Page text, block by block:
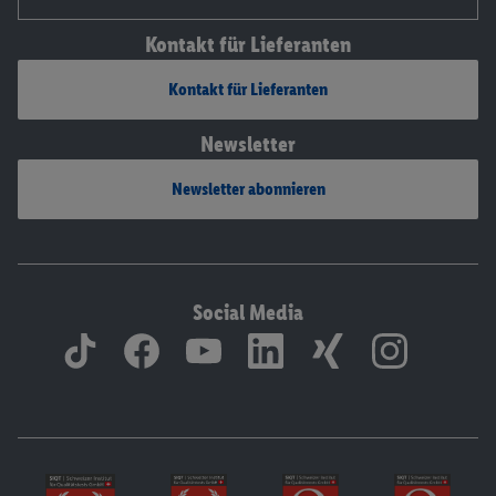
Kontakt für Lieferanten
Kontakt für Lieferanten
Newsletter
Newsletter abonnieren
Social Media